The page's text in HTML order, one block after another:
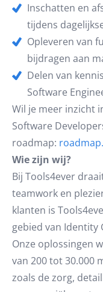
Inschatten en
tijdens
Opleveren van
bijdragen aan
Delen van
Software
Wil je meer inzicht
Software
roadmap:
Wie zijn wij?
Bij Tools4ever
teamwork en
klanten is
gebied van Identity
Onze oplossingen
van 200 tot 30.000
zoals de zorg,